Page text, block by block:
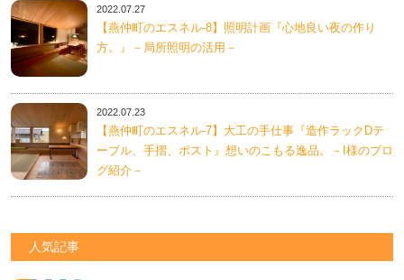
2022.07.27
【燕仲町のエスネル‐8】照明計画『心地良い夜の作り
方。』－局所照明の活用－
2022.07.23
【燕仲町のエスネル‐7】大工の手仕事『造作ラックDテ
ーブル、手摺、ポスト』想いのこもる逸品。－I様のブロ
グ紹介－
人気記事